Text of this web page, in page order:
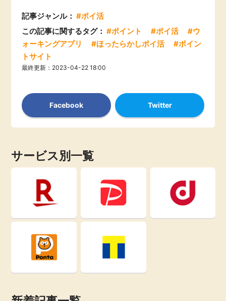
記事ジャンル： #ポイ活
この記事に関するタグ： #ポイント #ポイ活
#ウ
ォーキングアプリ
#ほったらかしポイ活
#ポイン
トサイト
最終更新：2023-04-22 18:00
Facebook Twitter
サービス別一覧